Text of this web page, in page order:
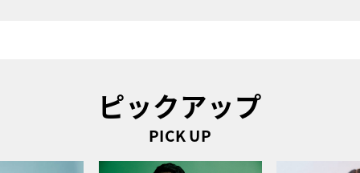
ピックアップ
PICK UP